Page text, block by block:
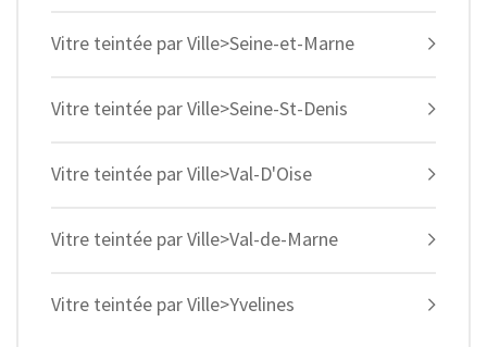
Vitre teintée par Ville>Seine-et-Marne
Vitre teintée par Ville>Seine-St-Denis
Vitre teintée par Ville>Val-D'Oise
Vitre teintée par Ville>Val-de-Marne
Vitre teintée par Ville>Yvelines